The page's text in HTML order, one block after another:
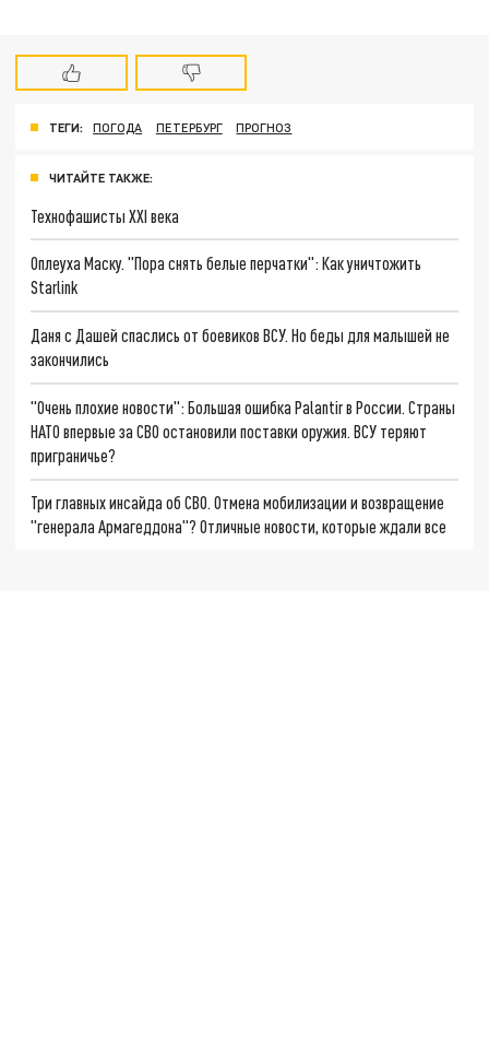
ТЕГИ: ПОГОДА ПЕТЕРБУРГ ПРОГНОЗ
ЧИТАЙТЕ ТАКЖЕ:
Технофашисты XXI века
Оплеуха Маску. "Пора снять белые перчатки": Как уничтожить
Starlink
Даня с Дашей спаслись от боевиков ВСУ. Но беды для малышей не
закончились
"Очень плохие новости": Большая ошибка Palantir в России. Страны
НАТО впервые за СВО остановили поставки оружия. ВСУ теряют
приграничье?
Три главных инсайда об СВО. Отмена мобилизации и возвращение
"генерала Армагеддона"? Отличные новости, которые ждали все